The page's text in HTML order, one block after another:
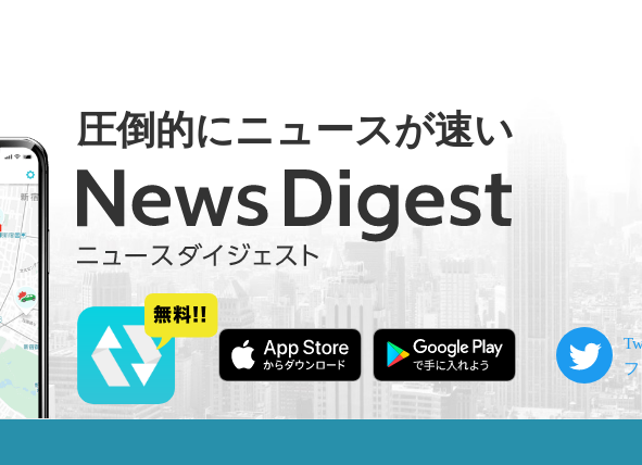
圧倒的にニュースが速い